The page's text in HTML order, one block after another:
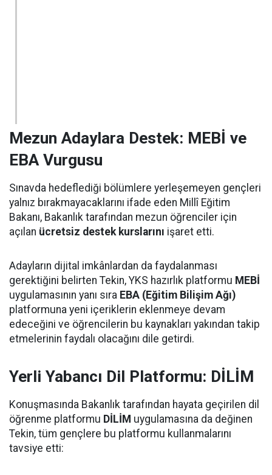
Mezun Adaylara Destek: MEBİ ve
EBA Vurgusu
Sınavda hedeflediği bölümlere yerleşemeyen gençleri
yalnız bırakmayacaklarını ifade eden Millî Eğitim
Bakanı, Bakanlık tarafından mezun öğrenciler için
açılan ücretsiz destek kurslarını işaret etti.
Adayların dijital imkânlardan da faydalanması
gerektiğini belirten Tekin, YKS hazırlık platformu MEBİ
uygulamasının yanı sıra EBA (Eğitim Bilişim Ağı)
platformuna yeni içeriklerin eklenmeye devam
edeceğini ve öğrencilerin bu kaynakları yakından takip
etmelerinin faydalı olacağını dile getirdi.
Yerli Yabancı Dil Platformu: DİLİM
Konuşmasında Bakanlık tarafından hayata geçirilen dil
öğrenme platformu DİLİM uygulamasına da değinen
Tekin, tüm gençlere bu platformu kullanmalarını
tavsiye etti: